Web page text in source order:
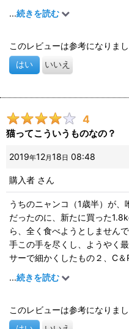
の大きさは問題なさそうだっ
受けつけなかったのかもしれま
...続きを読む
このレビューは参考になりま
はい いいえ
4
猫ってこういうものなの？
2019年12月 18 日 08:48
購入者 さん
うちのニャンコ（1歳半）が
だったのに、新たに買った
ら、全く食べようとしません
手この手を尽くし、ようやく
サーで細かくしたもの２、C
せ、ほぼペースト状にしたも
り、時間をかけて完食するよ
・・・体調が悪いわけではな
の量（1.8kg×２）を買ってし
...続きを読む
このレビューは参考になりま